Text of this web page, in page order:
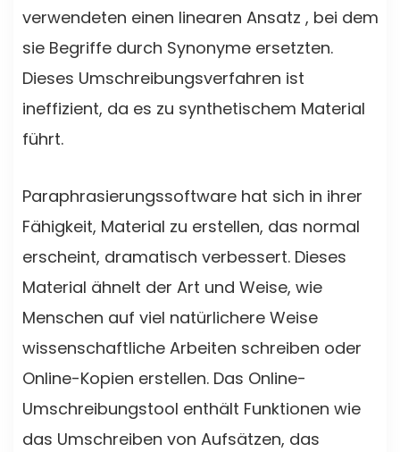
verwendeten einen linearen Ansatz , bei dem
sie Begriffe durch Synonyme ersetzten.
Dieses Umschreibungsverfahren ist
ineffizient, da es zu synthetischem Material
führt.
Paraphrasierungssoftware hat sich in ihrer
Fähigkeit, Material zu erstellen, das normal
erscheint, dramatisch verbessert. Dieses
Material ähnelt der Art und Weise, wie
Menschen auf viel natürlichere Weise
wissenschaftliche Arbeiten schreiben oder
Online-Kopien erstellen. Das Online-
Umschreibungstool enthält Funktionen wie
das Umschreiben von Aufsätzen, das